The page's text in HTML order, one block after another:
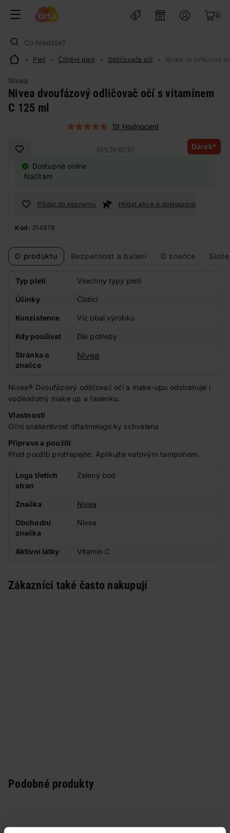
0
Pleť Čištění pleti Odličovače očí Nivea dvoufázový
Nivea
Nivea dvoufázový odličovač očí s vitamínem
C 125 ml
19 Hodnocení
Dárek*
599,20 Kč/ lit
Dostupné online
Načítám
Přidat do seznamu Hlídat akce a dostupnost
Kód: 214976
O produktu Bezpečnost a balení O značce
Typ pleti Všechny typy pleti
Účinky Čistící
Konzistence Viz obal výrobku
Kdy používat Dle potřeby
Stránka o
značce
Nivea
Nivea® Dvoufázový odličovač očí a make-upu odstraňuje i
voděodolný make up a řasenku.
Vlastnosti
Oční snášenlivost oftalmologicky schválena
Příprava a použití
Před použití protřepejte. Aplikujte vatovým tamponem.
Loga třetích
stran
Zelený bod
Značka Nivea
Obchodní
značka
Nivea
Aktivní látky Vitamin C
Zákazníci také často nakupují
Podobné produkty